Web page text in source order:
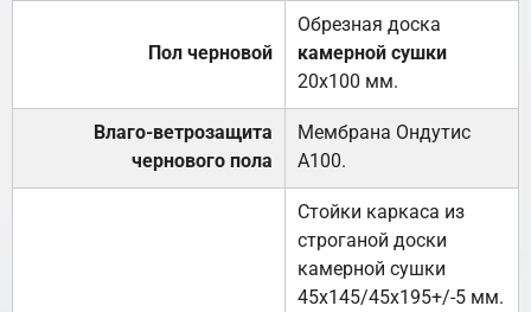
Пол черновой
Обрезная доска
камерной сушки
20х100 мм.
Влаго-ветрозащита
чернового пола
Мембрана Ондутис
А100.
Стойки каркаса из
строганой доски
камерной сушки
45х145/45х195+/-5 мм.